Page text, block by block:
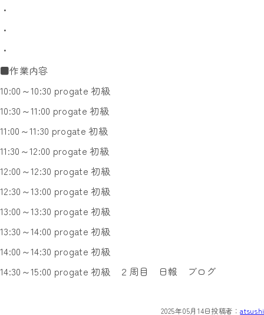
・
・
・
■作業内容
10:00～10:30 progate 初級
10:30～11:00 progate 初級
11:00～11:30 progate 初級
11:30～12:00 progate 初級
12:00～12:30 progate 初級
12:30～13:00 progate 初級
13:00～13:30 progate 初級
13:30～14:00 progate 初級
14:00～14:30 progate 初級
14:30～15:00 progate 初級 ２周目 日報 ブログ
2025年05月14日投稿者：atsushi